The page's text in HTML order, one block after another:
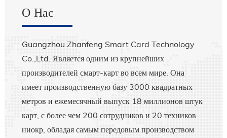
О Нас
Guangzhou Zhanfeng Smart Card Technology
Co.,Ltd. Является одним из крупнейших
производителей смарт-карт во всем мире. Она
имеет производственную базу 3000 квадратных
метров и ежемесячный выпуск 18 миллионов штук
карт, с более чем 200 сотрудников и 20 техников
ниокр, обладая самым передовым производством